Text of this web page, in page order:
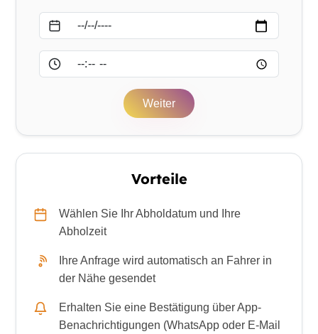
Weiter
Vorteile
Wählen Sie Ihr Abholdatum und Ihre
Abholzeit
Ihre Anfrage wird automatisch an Fahrer in
der Nähe gesendet
Erhalten Sie eine Bestätigung über App-
Benachrichtigungen (WhatsApp oder E-Mail